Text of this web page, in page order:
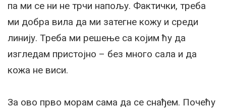
па ми се ни не трчи напољу. Фактички, треба
ми добра вила да ми затегне кожу и среди
линију. Треба ми решење са којим ћу да
изгледам пристојно – без много сала и да
кожа не виси.
За ово прво морам сама да се снађем. Почећу